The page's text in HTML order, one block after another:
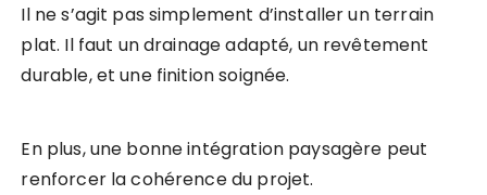
Il ne s’agit pas simplement d’installer un terrain
plat. Il faut un drainage adapté, un revêtement
durable, et une finition soignée.
En plus, une bonne intégration paysagère peut
renforcer la cohérence du projet.